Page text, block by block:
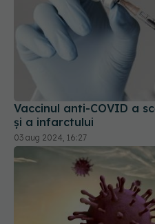
Vaccinul anti-COVID a
și a infarctului